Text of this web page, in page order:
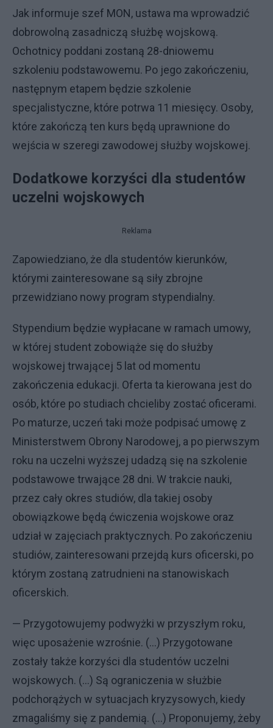
Jak informuje szef MON, ustawa ma wprowadzić
dobrowolną zasadniczą służbę wojskową.
Ochotnicy poddani zostaną 28-dniowemu
szkoleniu podstawowemu. Po jego zakończeniu,
następnym etapem będzie szkolenie
specjalistyczne, które potrwa 11 miesięcy. Osoby,
które zakończą ten kurs będą uprawnione do
wejścia w szeregi zawodowej służby wojskowej.
Dodatkowe korzyści dla studentów
uczelni wojskowych
Reklama
Zapowiedziano, że dla studentów kierunków,
którymi zainteresowane są siły zbrojne
przewidziano nowy program stypendialny.
Stypendium będzie wypłacane w ramach umowy,
w której student zobowiąże się do służby
wojskowej trwającej 5 lat od momentu
zakończenia edukacji. Oferta ta kierowana jest do
osób, które po studiach chcieliby zostać oficerami.
Po maturze, uczeń taki może podpisać umowę z
Ministerstwem Obrony Narodowej, a po pierwszym
roku na uczelni wyższej udadzą się na szkolenie
podstawowe trwające 28 dni. W trakcie nauki,
przez cały okres studiów, dla takiej osoby
obowiązkowe będą ćwiczenia wojskowe oraz
udział w zajęciach praktycznych. Po zakończeniu
studiów, zainteresowani przejdą kurs oficerski, po
którym zostaną zatrudnieni na stanowiskach
oficerskich.
— Przygotowujemy podwyżki w przyszłym roku,
więc uposażenie wzrośnie. (...) Przygotowane
zostały także korzyści dla studentów uczelni
wojskowych. (...) Są ograniczenia w służbie
podchorążych w sytuacjach kryzysowych, kiedy
zmagaliśmy się z pandemią. (...) Proponujemy, żeby